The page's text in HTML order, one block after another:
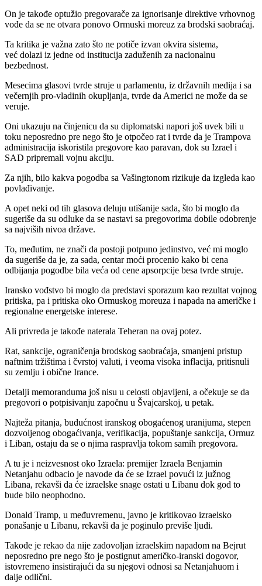
On je takođe optužio pregovarače za ignorisanje direktive vrhovnog
vođe da se ne otvara ponovo Ormuski moreuz za brodski saobraćaj.
Ta kritika je važna zato što ne potiče izvan okvira sistema,
već dolazi iz jedne od institucija zaduženih za nacionalnu
bezbednost.
Mesecima glasovi tvrde struje u parlamentu, iz državnih medija i sa
večernjih pro-vladinih okupljanja, tvrde da Americi ne može da se
veruje.
Oni ukazuju na činjenicu da su diplomatski napori još uvek bili u
toku neposredno pre nego što je otpočeo rat i tvrde da je Trampova
administracija iskoristila pregovore kao paravan, dok su Izrael i
SAD pripremali vojnu akciju.
Za njih, bilo kakva pogodba sa Vašingtonom rizikuje da izgleda kao
povlađivanje.
A opet neki od tih glasova deluju utišanije sada, što bi moglo da
sugeriše da su odluke da se nastavi sa pregovorima dobile odobrenje
sa najviših nivoa države.
To, međutim, ne znači da postoji potpuno jedinstvo, već mi moglo
da sugeriše da je, za sada, centar moći procenio kako bi cena
odbijanja pogodbe bila veća od cene apsorpcije besa tvrde struje.
Iransko vođstvo bi moglo da predstavi sporazum kao rezultat vojnog
pritiska, pa i pritiska oko Ormuskog moreuza i napada na američke i
regionalne energetske interese.
Ali privreda je takođe naterala Teheran na ovaj potez.
Rat, sankcije, ograničenja brodskog saobraćaja, smanjeni pristup
naftnim tržištima i čvrstoj valuti, i veoma visoka inflacija, pritisnuli
su zemlju i obične Irance.
Detalji memoranduma još nisu u celosti objavljeni, a očekuje se da
pregovori o potpisivanju započnu u Švajcarskoj, u petak.
Najteža pitanja, budućnost iranskog obogaćenog uranijuma, stepen
dozvoljenog obogaćivanja, verifikacija, popuštanje sankcija, Ormuz
i Liban, ostaju da se o njima raspravlja tokom samih pregovora.
A tu je i neizvesnost oko Izraela: premijer Izraela Benjamin
Netanjahu odbacio je navode da će se Izrael povući iz južnog
Libana, rekavši da će izraelske snage ostati u Libanu dok god to
bude bilo neophodno.
Donald Tramp, u međuvremenu, javno je kritikovao izraelsko
ponašanje u Libanu, rekavši da je poginulo previše ljudi.
Takođe je rekao da nije zadovoljan izraelskim napadom na Bejrut
neposredno pre nego što je postignut američko-iranski dogovor,
istovremeno insistirajući da su njegovi odnosi sa Netanjahuom i
dalje odlični.